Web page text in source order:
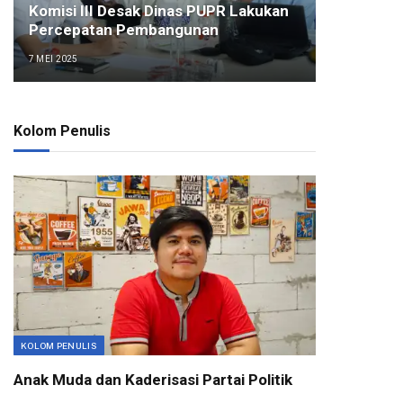
Komisi III Desak Dinas PUPR Lakukan
Percepatan Pembangunan
7 MEI 2025
Kolom Penulis
KOLOM PENULIS
Anak Muda dan Kaderisasi Partai Politik